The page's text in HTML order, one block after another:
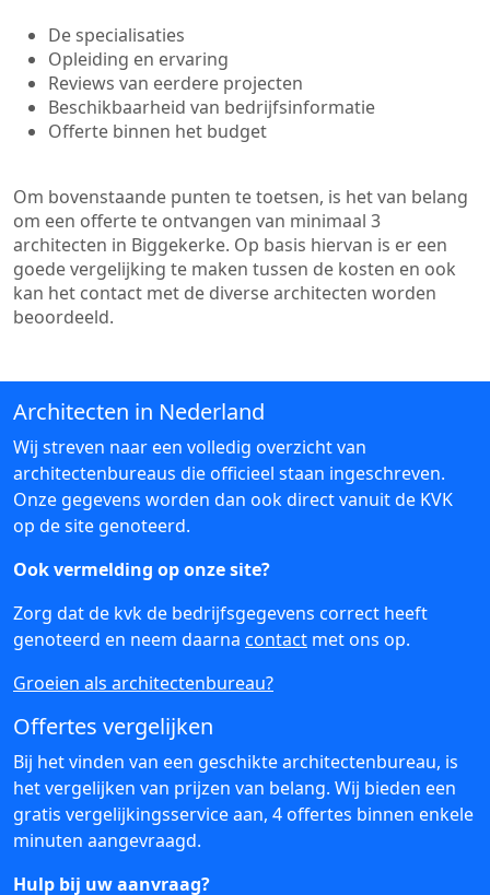
De specialisaties
Opleiding en ervaring
Reviews van eerdere projecten
Beschikbaarheid van bedrijfsinformatie
Offerte binnen het budget
Om bovenstaande punten te toetsen, is het van belang
om een offerte te ontvangen van minimaal 3
architecten in Biggekerke. Op basis hiervan is er een
goede vergelijking te maken tussen de kosten en ook
kan het contact met de diverse architecten worden
beoordeeld.
Architecten in Nederland
Wij streven naar een volledig overzicht van
architectenbureaus die officieel staan ingeschreven.
Onze gegevens worden dan ook direct vanuit de KVK
op de site genoteerd.
Ook vermelding op onze site?
Zorg dat de kvk de bedrijfsgegevens correct heeft
genoteerd en neem daarna contact met ons op.
Groeien als architectenbureau?
Offertes vergelijken
Bij het vinden van een geschikte architectenbureau, is
het vergelijken van prijzen van belang. Wij bieden een
gratis vergelijkingsservice aan, 4 offertes binnen enkele
minuten aangevraagd.
Hulp bij uw aanvraag?